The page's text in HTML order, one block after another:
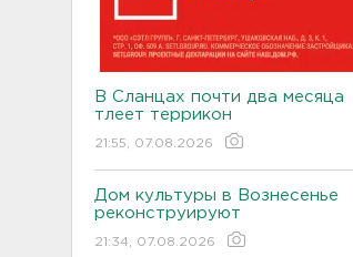
В Сланцах почти два месяца
тлеет террикон
21:55, 07.08.2026
Дом культуры в Вознесенье
реконструируют
21:34, 07.08.2026